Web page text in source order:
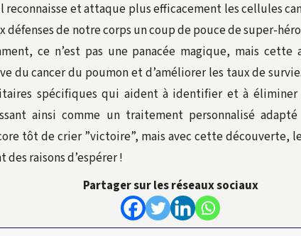
et attaque plus efficacement les cellules
défenses de notre corps un coup de pouce de super-
ce n’est pas une panacée magique, mais
du cancer du poumon et d’améliorer les taux de
spécifiques qui aident à identifier et à éliminer
ainsi comme un traitement personnalisé
tôt de crier ”victoire”, mais avec cette découverte,
raisons d’espérer !
Partager sur les réseaux sociaux